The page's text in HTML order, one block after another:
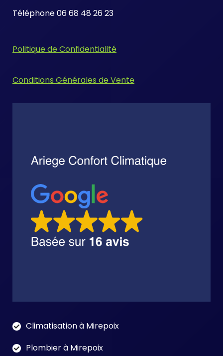
Téléphone 06 68 48 26 23
Politique de Confidentialité
Conditions Générales de Vente
Climatisation à Mirepoix
Plombier à Mirepoix